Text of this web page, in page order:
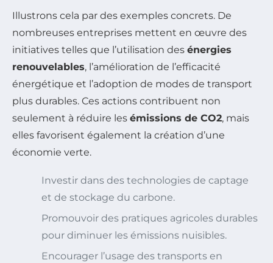
Illustrons cela par des exemples concrets. De
nombreuses entreprises mettent en œuvre des
initiatives telles que l’utilisation des énergies
renouvelables, l’amélioration de l’efficacité
énergétique et l’adoption de modes de transport
plus durables. Ces actions contribuent non
seulement à réduire les émissions de CO2, mais
elles favorisent également la création d’une
économie verte.
Investir dans des technologies de captage
et de stockage du carbone.
Promouvoir des pratiques agricoles durables
pour diminuer les émissions nuisibles.
Encourager l’usage des transports en